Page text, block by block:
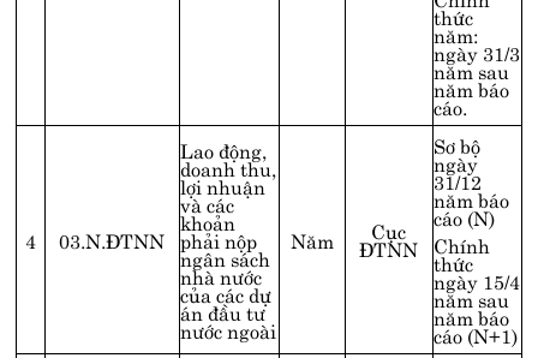
thức
năm:
ngày 31/3
năm sau
năm báo
cáo.
4 03.N.ĐTNN
Lao động,
doanh thu,
lợi nhuận
và các
khoản
phải nộp
ngân sách
nhà nước
của các dự
án đầu tư
nước ngoài
Năm Cục
ĐTNN
Sơ bộ
ngày
31/12
năm báo
cáo (N)
Chính
thức
ngày 15/4
năm sau
năm báo
cáo (N+1)